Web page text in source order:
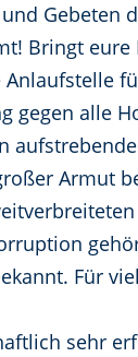
Gebeten
Bringt
gegen alle
Armut
Für
sehr